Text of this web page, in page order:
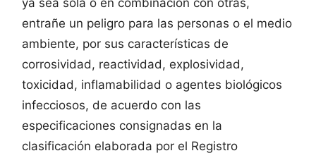
entrañe un peligro para las personas o el medio
ambiente, por sus características de
corrosividad, reactividad, explosividad,
toxicidad, inflamabilidad o agentes biológicos
infecciosos, de acuerdo con las
especificaciones consignadas en la
clasificación elaborada por el Registro